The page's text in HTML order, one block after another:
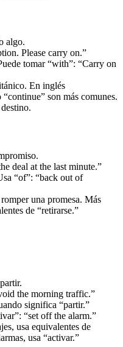
algo.
Please carry on.”
tomar “with”: “Carry on
En inglés
son más comunes.
deal at the last minute.”
“of”: “back out of
una promesa. Más
de “retirarse.”
the morning traffic.”
significa “partir.”
“set off the alarm.”
usa equivalentes de
usa “activar.”